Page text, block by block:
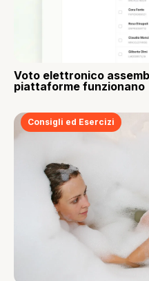
Voto elettronico
piattaforme funzionano
Consigli ed Esercizi